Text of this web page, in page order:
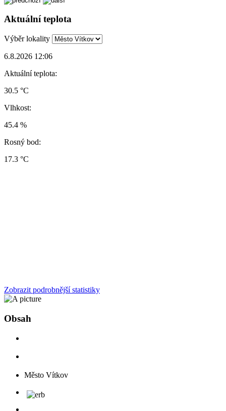
Aktuální teplota
Výběr lokality
6.8.2026 12:06
Aktuální teplota:
30.5 °C
Vlhkost:
45.4 %
Rosný bod:
17.3 °C
Zobrazit podrobnější statistiky
Obsah
Město Vítkov